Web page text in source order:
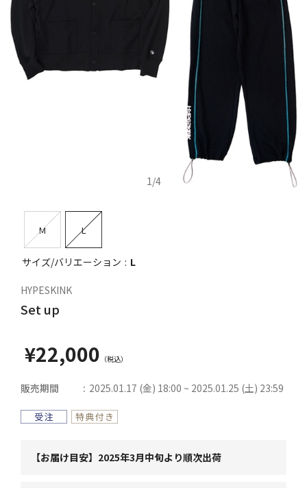
1/4
M L
サイズ/バリエーション L
HYPESKINK
Set up
¥22,000
販売期間 2025.01.17 (金) 18:00 ~ 2025.01.25 (土) 23:59
【お届け目安】2025年3月中旬より順次出荷